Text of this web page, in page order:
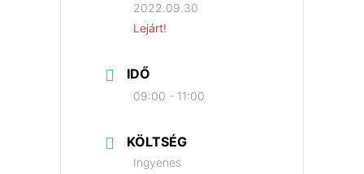
2022.09.30
Lejárt!
IDŐ
09:00 - 11:00
KÖLTSÉG
Ingyenes